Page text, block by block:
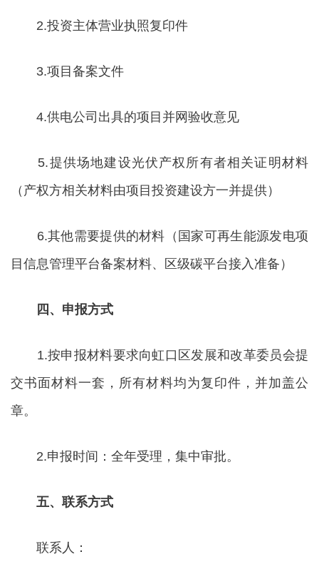
2.投资主体营业执照复印件
3.项目备案文件
4.供电公司出具的项目并网验收意见
5.提供场地建设光伏产权所有者相关证明材料
（产权方相关材料由项目投资建设方一并提供）
6.其他需要提供的材料（国家可再生能源发电项
目信息管理平台备案材料、区级碳平台接入准备）
四、申报方式
1.按申报材料要求向虹口区发展和改革委员会提
交书面材料一套，所有材料均为复印件，并加盖公
章。
2.申报时间：全年受理，集中审批。
五、联系方式
联系人：